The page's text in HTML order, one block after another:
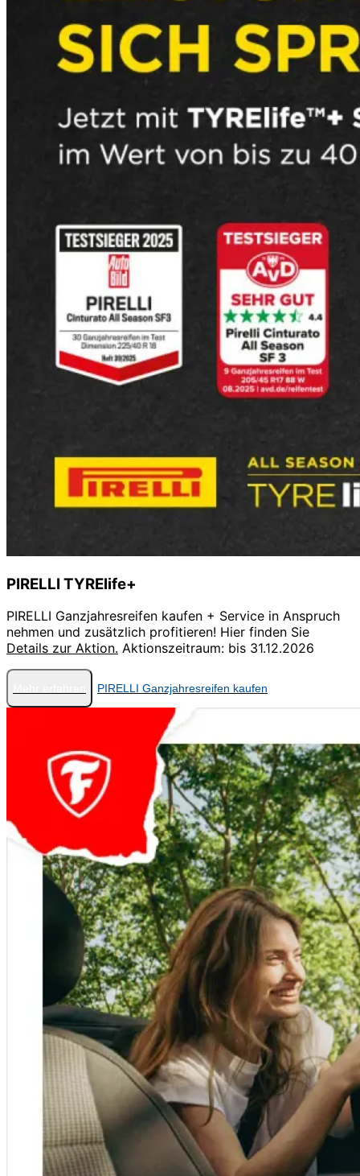
PIRELLI TYRElife+
PIRELLI Ganzjahresreifen kaufen + Service in Anspruch
nehmen und zusätzlich profitieren! Hier finden Sie
Details zur Aktion. Aktionszeitraum: bis 31.12.2026
PIRELLI Ganzjahresreifen kaufen